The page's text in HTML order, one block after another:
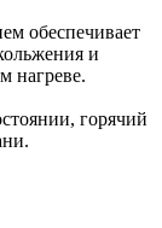
обеспечивает
и
нагреве.
горячий